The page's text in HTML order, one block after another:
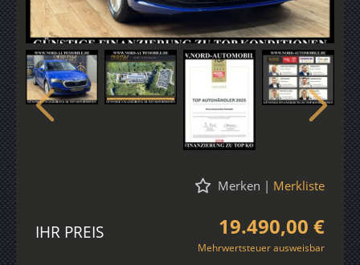
Merken | Merkliste
IHR PREIS 19.490,00 €
Mehrwertsteuer ausweisbar